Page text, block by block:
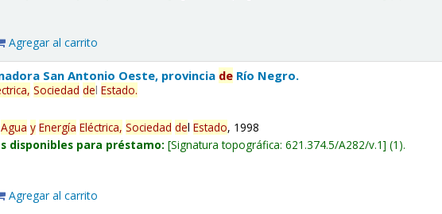
Agregar al carrito
San Antonio Oeste, provincia de Río Negro.
Sociedad delEstado.
Agua y Energía Eléctrica, Sociedad delEstado, 1998
disponibles para préstamo: Signatura topográfica:621.374.5/A282/v.1 (1).
Agregar al carrito